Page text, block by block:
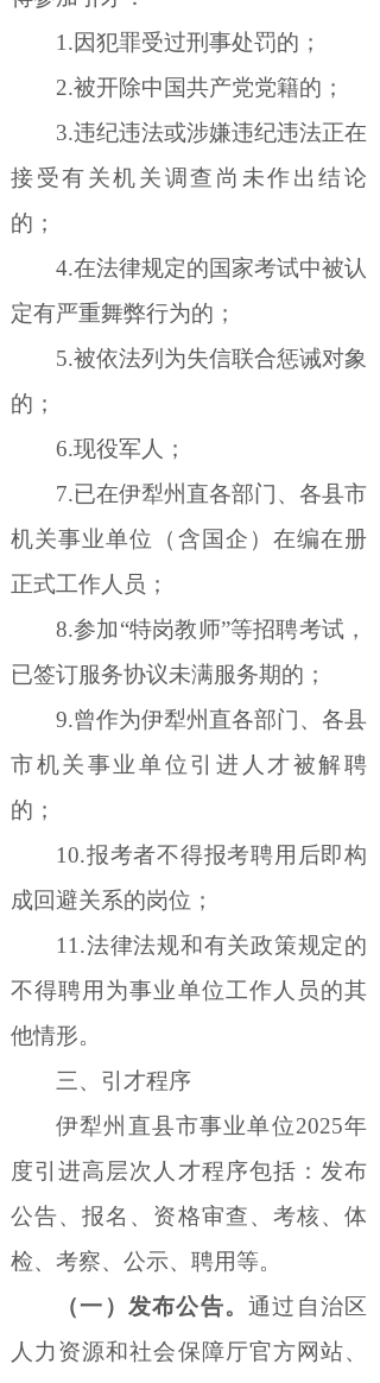
1.因犯罪受过刑事处罚的；
2.被开除中国共产党党籍的；
3.违纪违法或涉嫌违纪违法正在
接受有关机关调查尚未作出结论
的；
4.在法律规定的国家考试中被认
定有严重舞弊行为的；
5.被依法列为失信联合惩诫对象
的；
6.现役军人；
7.已在伊犁州直各部门、各县市
机关事业单位（含国企）在编在册
正式工作人员；
8.参加“特岗教师”等招聘考试，
已签订服务协议未满服务期的；
9.曾作为伊犁州直各部门、各县
市机关事业单位引进人才被解聘
的；
10.报考者不得报考聘用后即构
成回避关系的岗位；
11.法律法规和有关政策规定的
不得聘用为事业单位工作人员的其
他情形。
三、引才程序
伊犁州直县市事业单位2025年
度引进高层次人才程序包括：发布
公告、报名、资格审查、考核、体
检、考察、公示、聘用等。
（一）发布公告。 通过自治区
人力资源和社会保障厅官方网站、